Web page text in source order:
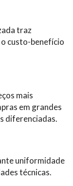
traz
custo-benefício
mais
em grandes
diferenciadas.
uniformidade
técnicas.